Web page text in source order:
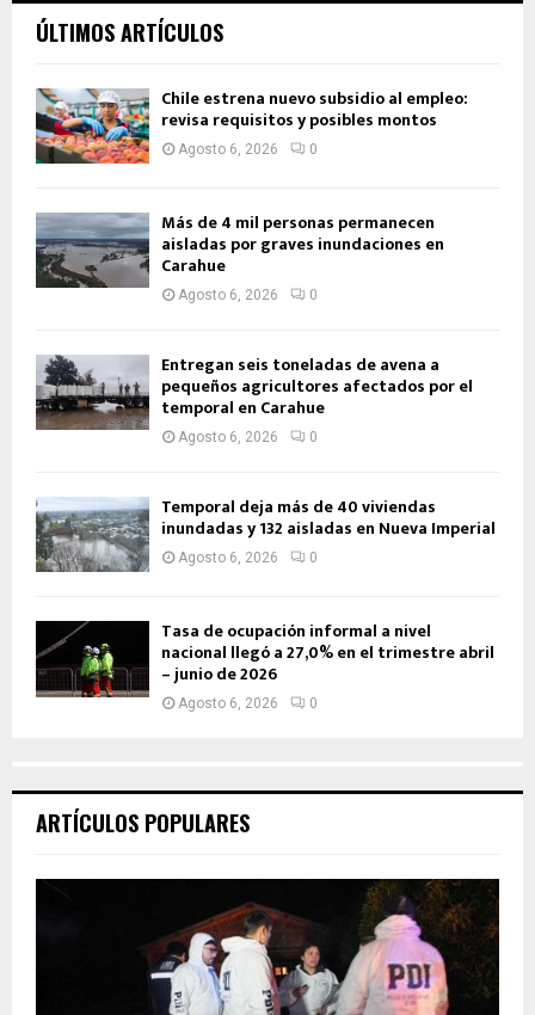
ÚLTIMOS ARTÍCULOS
Chile estrena nuevo subsidio al empleo:
revisa requisitos y posibles montos
Agosto 6, 2026 0
Más de 4 mil personas permanecen
aisladas por graves inundaciones en
Carahue
Agosto 6, 2026 0
Entregan seis toneladas de avena a
pequeños agricultores afectados por el
temporal en Carahue
Agosto 6, 2026 0
Temporal deja más de 40 viviendas
inundadas y 132 aisladas en Nueva Imperial
Agosto 6, 2026 0
Tasa de ocupación informal a nivel
nacional llegó a 27,0% en el trimestre abril
– junio de 2026
Agosto 6, 2026 0
ARTÍCULOS POPULARES